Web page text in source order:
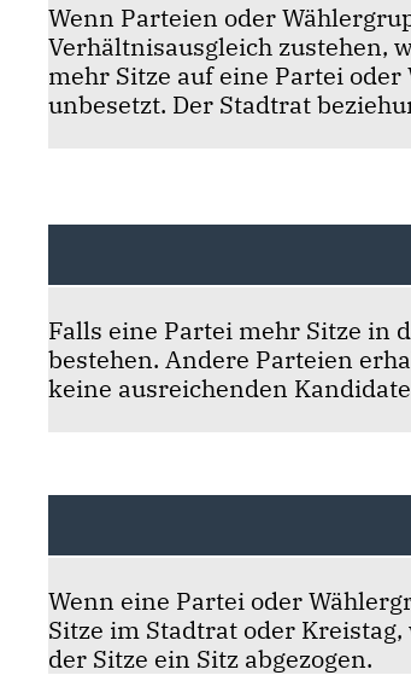
Wenn Parteien oder
Verhältnisausgleich zustehen,
mehr Sitze auf eine Partei
unbesetzt. Der Stadtrat
Falls eine Partei mehr Sitze in
bestehen. Andere Parteien
keine ausreichenden
Wenn eine Partei oder
Sitze im Stadtrat oder
der Sitze ein Sitz abgezogen.